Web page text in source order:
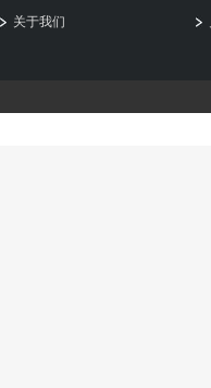
关于我们